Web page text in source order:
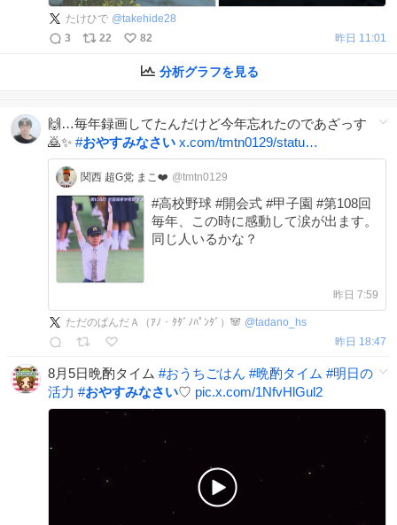
たけひで @takehide28
3
22 82 昨日 11:01
分析グラフを見る
🙌…毎年録画してたんだけど今年忘れたのであざっす
🙇✨ #おやすみなさい x.com/tmtn0129/statu…
関西 超G党 まこ❤️ @tmtn0129
#高校野球 #開会式 #甲子園 #第108回
毎年、この時に感動して涙が出ます。
同じ人いるかな？
昨日 7:59
ただのぱんだＡ（ｱﾉ・ﾀﾀﾞﾉﾊﾟﾝﾀﾞ）🐼 @tadano_hs
昨日 18:47
8月5日晩酌タイム #おうちごはん #晩酌タイム #明日の
活力 #おやすみなさい♡ pic.x.com/1NfvHlGul2